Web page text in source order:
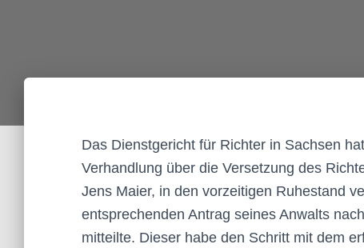
Das Dienstgericht für Richter in Sachsen
Verhandlung über die Versetzung des
Jens Maier, in den vorzeitigen Ruhestand
entsprechenden Antrag seines Anwalts
mitteilte. Dieser habe den Schritt mit dem